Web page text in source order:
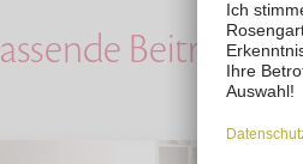
Beiträge